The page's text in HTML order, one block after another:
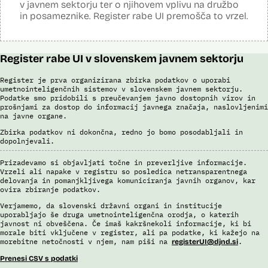
Sistem uporablja sledeče vire podatkov: Evidenca potnikov,
prijavljenih na let, Evidenca potnikov iz sistema rezervacij letalskih
vozovnic, Evidence policije, Schengenskega informacijskega sistema,
Brošura 60 let informacijsko telekomunikacijskega sistema policije
znakov, je omogočena primerjava in iskanje prstnih odtisov.
Brošura 60 let informacijsko telekomunikacijskega sistema policije
Odgovor na zahtevo za dostop do informacij javnega značaja
v javnem sektorju ter o njihovem vplivu na družbo
in posameznike. Register rabe UI premošča to vrzel.
Register rabe UI v slovenskem javnem sektorju
Register je prva organizirana zbirka podatkov o uporabi
umetnointeligenčnih sistemov v slovenskem javnem sektorju.
Podatke smo pridobili s preučevanjem javno dostopnih virov in
prošnjami za dostop do informacij javnega značaja, naslovljenimi
na javne organe.
Zbirka podatkov ni dokončna, redno jo bomo posodabljali in
dopolnjevali.
Prizadevamo si objavljati točne in preverljive informacije.
Vrzeli ali napake v registru so posledica netransparentnega
delovanja in pomanjkljivega komuniciranja javnih organov, kar
ovira zbiranje podatkov.
Verjamemo, da slovenski državni organi in institucije
uporabljajo še druga umetnointeligenčna orodja, o katerih
javnost ni obveščena. Če imaš kakršnekoli informacije, ki bi
morale biti vključene v register, ali pa podatke, ki kažejo na
morebitne netočnosti v njem, nam piši na registerUI@djnd.si.
Prenesi CSV s podatki